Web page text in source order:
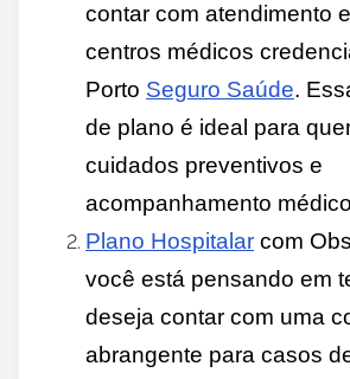
contar com atendimento
centros médicos
Porto Seguro Saúde.
de plano é ideal para
cuidados preventivos e
acompanhamento
Plano Hospitalar com
você está pensando em
deseja contar com uma
abrangente para casos